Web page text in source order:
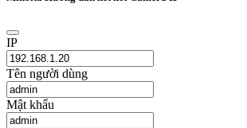
IP
Tên người dùng
Mật khẩu